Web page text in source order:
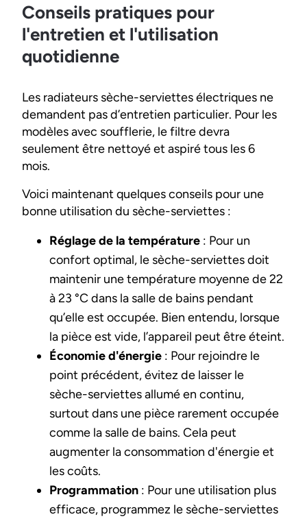
Conseils pratiques pour
l'entretien et l'utilisation
quotidienne
Les radiateurs sèche-serviettes électriques ne
demandent pas d’entretien particulier. Pour les
modèles avec soufflerie, le filtre devra
seulement être nettoyé et aspiré tous les 6
mois.
Voici maintenant quelques conseils pour une
bonne utilisation du sèche-serviettes :
Réglage de la température : Pour un
confort optimal, le sèche-serviettes doit
maintenir une température moyenne de 22
à 23 °C dans la salle de bains pendant
qu’elle est occupée. Bien entendu, lorsque
la pièce est vide, l’appareil peut être éteint.
Économie d'énergie : Pour rejoindre le
point précédent, évitez de laisser le
sèche-serviettes allumé en continu,
surtout dans une pièce rarement occupée
comme la salle de bains. Cela peut
augmenter la consommation d'énergie et
les coûts.
Programmation : Pour une utilisation plus
efficace, programmez le sèche-serviettes